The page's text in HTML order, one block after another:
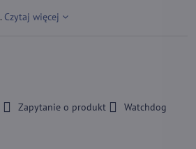
Czytaj więcej
Zapytanie o produkt
Watchdog